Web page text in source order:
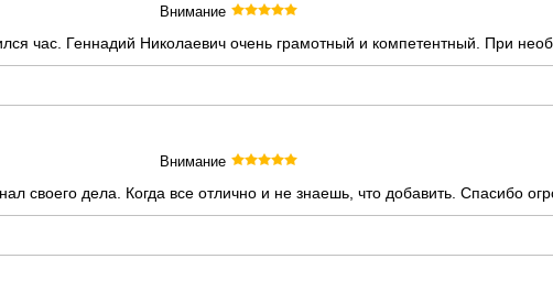
Внимание
час. Геннадий Николаевич очень грамотный и компетентный. При
Внимание
своего дела. Когда все отлично и не знаешь, что добавить. Спасибо